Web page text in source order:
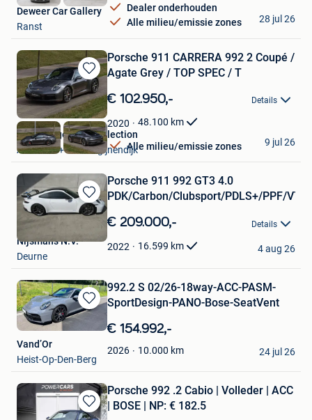
Dealer onderhouden
Alle milieu/emissie zones
Deweer Car Gallery
Ranst
28 jul 26
Bewaren
in
Mijn
Favorieten
Porsche 911 CARRERA 992 2 Coupé /
Agate Grey / TOP SPEC / T
€ 102.950,- Details
2020 48.100 km
Alle milieu/emissie zones
ElsenBergen Car Collection
Aarschot + Deel Begijnendijk
9 jul 26
Bewaren
in
Favorieten
Porsche 911 992 GT3 4.0
PDK/Carbon/Clubsport/PDLS+/PPF/VTS
€ 209.000,- Details
2022 16.599 km
Nijsmans N.V.
Deurne
4 aug 26
Bewaren
Favorieten
992.2 S 02/26-18way-ACC-PASM-
SportDesign-PANO-Bose-SeatVent
€ 154.992,-
2026 10.000 km
Vand’Or
Heist-Op-Den-Berg
24 jul 26
Bewaren
Porsche 992 .2 Cabio | Volleder | ACC
| BOSE | NP: € 182.5